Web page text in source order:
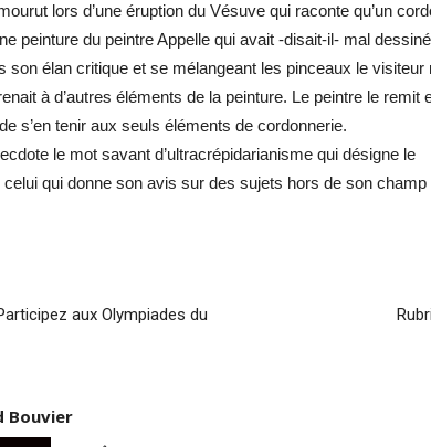
lors d’une éruption du Vésuve qui raconte qu’un
peinture du peintre Appelle qui avait -disait-il- mal
son élan critique et se mélangeant les pinceaux le visiteur
à d’autres éléments de la peinture. Le peintre le remit
s’en tenir aux seuls éléments de cordonnerie.
le mot savant d’ultracrépidarianisme qui désigne le
qui donne son avis sur des sujets hors de son champ
aux Olympiades du
Bouvier